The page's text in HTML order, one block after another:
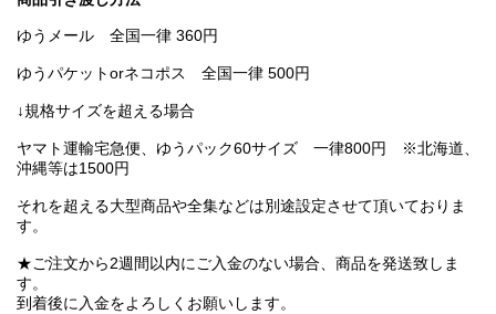
ゆうメール 全国一律 360円
ゆうパケットorネコポス 全国一律 500円
↓規格サイズを超える場合
ヤマト運輸宅急便、ゆうパック60サイズ 一律800円 ※北海道、
沖縄等は1500円
それを超える大型商品や全集などは別途設定させて頂いておりま
す。
★ご注文から2週間以内にご入金のない場合、商品を発送致しま
す。
到着後に入金をよろしくお願いします。